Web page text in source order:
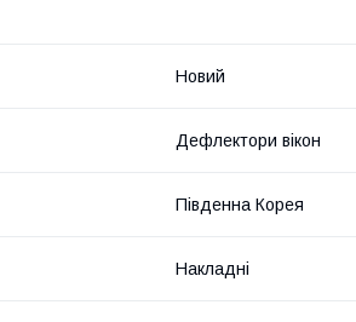
Новий
Дефлектори вікон
Південна Корея
Накладні